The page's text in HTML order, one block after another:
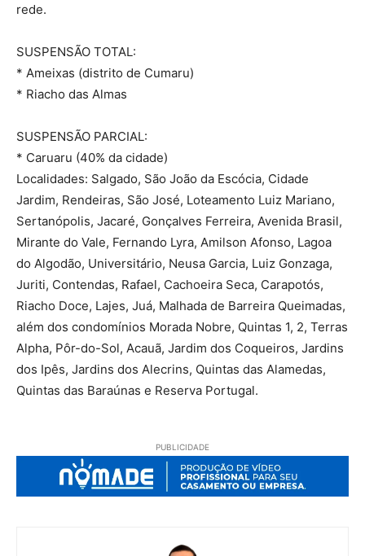
rede.
SUSPENSÃO TOTAL:
* Ameixas (distrito de Cumaru)
* Riacho das Almas
SUSPENSÃO PARCIAL:
* Caruaru (40% da cidade)
Localidades: Salgado, São João da Escócia, Cidade
Jardim, Rendeiras, São José, Loteamento Luiz Mariano,
Sertanópolis, Jacaré, Gonçalves Ferreira, Avenida Brasil,
Mirante do Vale, Fernando Lyra, Amilson Afonso, Lagoa
do Algodão, Universitário, Neusa Garcia, Luiz Gonzaga,
Juriti, Contendas, Rafael, Cachoeira Seca, Carapotós,
Riacho Doce, Lajes, Juá, Malhada de Barreira Queimadas,
além dos condomínios Morada Nobre, Quintas 1, 2, Terras
Alpha, Pôr-do-Sol, Acauã, Jardim dos Coqueiros, Jardins
dos Ipês, Jardins dos Alecrins, Quintas das Alamedas,
Quintas das Baraúnas e Reserva Portugal.
PUBLICIDADE